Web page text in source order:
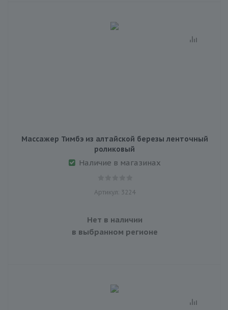
Массажер Тимбэ из алтайской березы ленточный
роликовый
Наличие в магазинах
Артикул: 3224
Нет в наличии
в выбранном регионе